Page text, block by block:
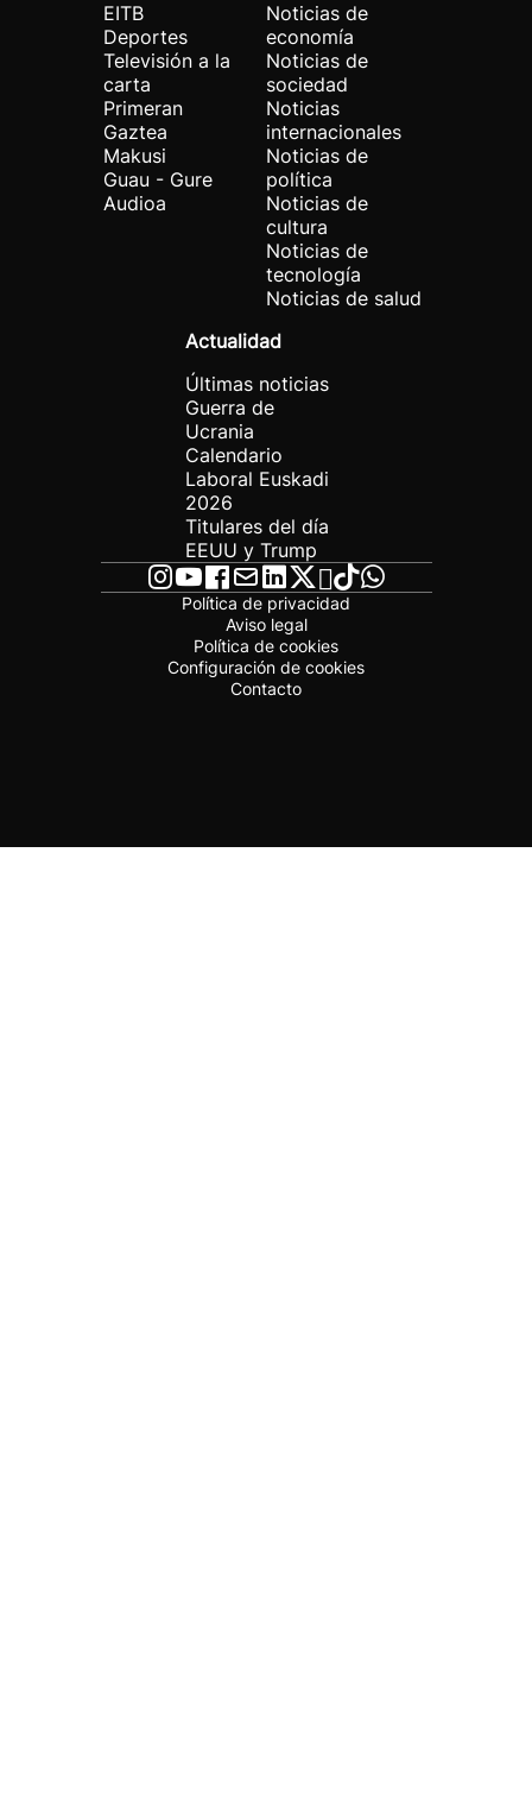
EITB
Deportes
Televisión a la
carta
Primeran
Gaztea
Makusi
Guau - Gure
Audioa
Noticias de
economía
Noticias de
sociedad
Noticias
internacionales
Noticias de
política
Noticias de
cultura
Noticias de
tecnología
Noticias de salud
Actualidad
Últimas noticias
Guerra de
Ucrania
Calendario
Laboral Euskadi
2026
Titulares del día
EEUU y Trump
Política de privacidad
Aviso legal
Política de cookies
Configuración de cookies
Contacto